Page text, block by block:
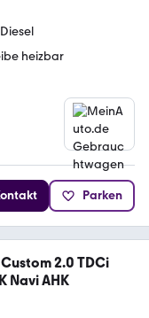
Diesel
heizbar
Parken
2.0 TDCi
Navi AHK